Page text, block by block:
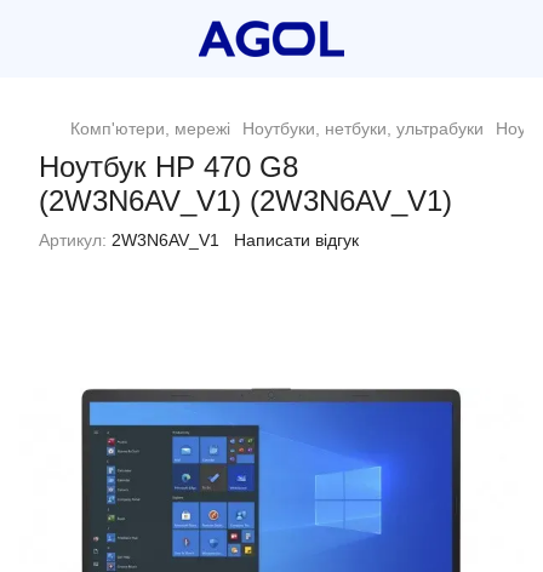
Комп'ютери, мережі Ноутбуки, нетбуки, ультрабуки
Ноутбук HP 470 G8
(2W3N6AV_V1) (2W3N6AV_V1)
Артикул: 2W3N6AV_V1 Написати відгук